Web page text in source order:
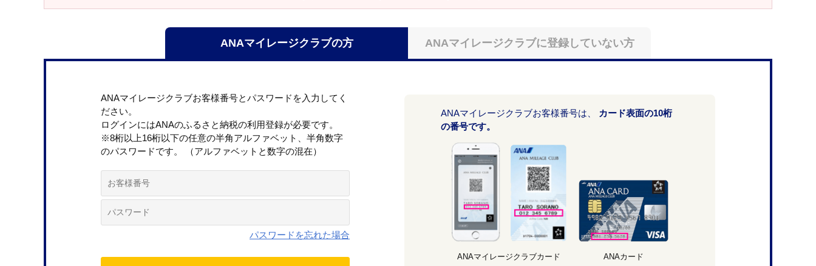
ANAマイレージクラブの方 ANAマイレージクラブに登録していない方
ANAマイレージクラブお客様番号とパスワードを入力してく
ださい。
ログインにはANAのふるさと納税の利用登録が必要です。
※8桁以上16桁以下の任意の半角アルファベット、半角数字
のパスワードです。 （アルファベットと数字の混在）
パスワードを忘れた場合
ANAマイレージクラブお客様番号は、
カード表面の10桁
の番号です。
ANAマイレージクラブカード ANAカード